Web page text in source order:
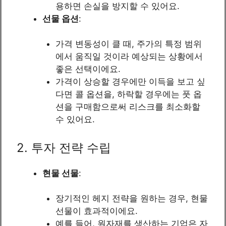
용하면 손실을 방지할 수 있어요.
선물 옵션:
가격 변동성이 클 때, 주가의 특정 범위
에서 움직일 것이라 예상되는 상황에서
좋은 선택이에요.
가격이 상승할 경우에만 이득을 보고 싶
다면 콜 옵션을, 하락할 경우에는 풋 옵
션을 구매함으로써 리스크를 최소화할
수 있어요.
2. 투자 전략 수립
현물 선물:
장기적인 헤지 전략을 원하는 경우, 현물
선물이 효과적이에요.
예를 들어, 원자재를 생산하는 기업은 자